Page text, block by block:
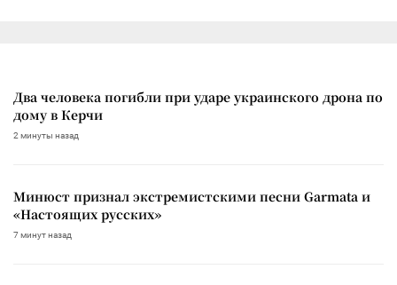
Два человека погибли при ударе украинского дрона по
дому в Керчи
2 минуты назад
Минюст признал экстремистскими песни Garmata и
«Настоящих русских»
7 минут назад